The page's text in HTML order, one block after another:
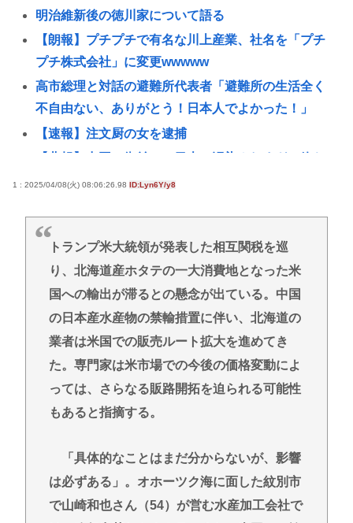
明治維新後の徳川家について語る
【朗報】プチプチで有名な川上産業、社名を「プチ
プチ株式会社」に変更wwwww
高市総理と対話の避難所代表者「避難所の生活全く
不自由ない、ありがとう！日本人でよかった！」
【速報】注文厨の女を逮捕
るwww
で別物www
ネット販売…「品切れ前に買うと満足感」集英社オ
ンラインショップで“43億円分”キャンセルか 200超
のメールアカウント使い大量注文 32歳女を逮捕
[8/6]
【画像あり】土方系アイドル、女子高生の間で大人
気になってしまうwww
ここ数年「どっちもどっち」とか「まだわからない
から叩くな」とかゆうチキン野郎が増えたけどどっ
【動画】手術中に熊本地震直撃やばすぎwww
医療脱毛・脱毛サロンを考えてるんだが！脱毛モメ
ンいるか？？
1 : 2025/04/08(火) 08:06:26.98 ID:Lyn6Y/y8
トランプ米大統領が発表した相互関税を巡
り、北海道産ホタテの一大消費地となった米
国への輸出が滞るとの懸念が出ている。中国
の日本産水産物の禁輸措置に伴い、北海道の
業者は米国での販売ルート拡大を進めてき
た。専門家は米市場での今後の価格変動によ
っては、さらなる販路開拓を迫られる可能性
もあると指摘する。
「具体的なことはまだ分からないが、影響
は必ずある」。オホーツク海に面した紋別市
で山崎和也さん（54）が営む水産加工会社で